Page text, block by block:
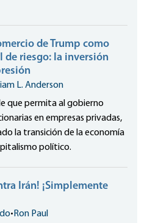
de Trump como
de riesgo: la inversión
L. Anderson
que permita al gobierno
en empresas privadas,
la transición de la economía
político.
Irán! ¡Simplemente
• Ron Paul